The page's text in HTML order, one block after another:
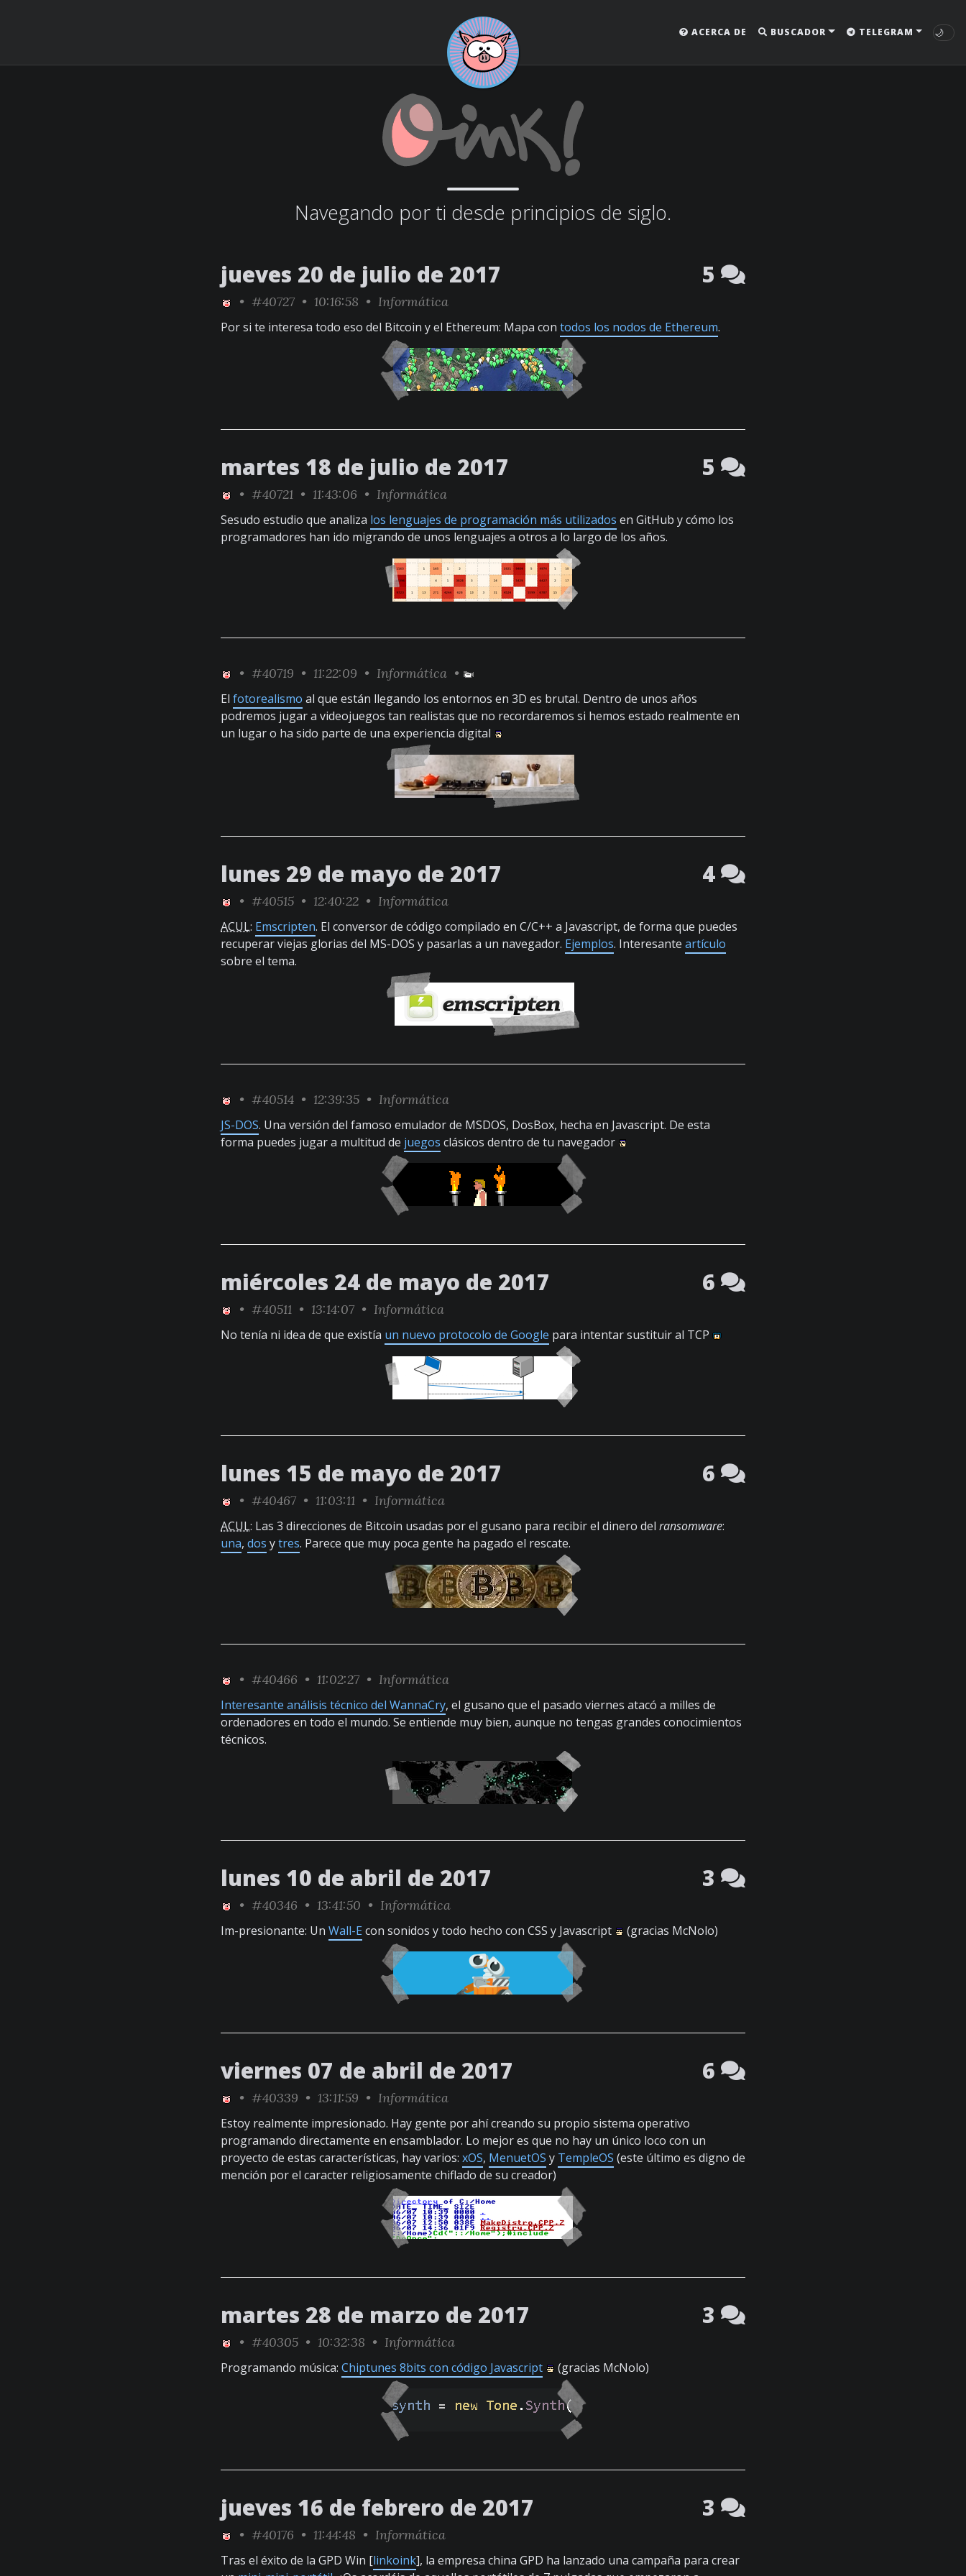
ACERCA DE BUSCADOR TELEGRAM 🌙
Navegando por ti desde principios de siglo.
jueves 20 de julio de 2017 5
• #40727 • 10:16:58 • Informática
Por si te interesa todo eso del Bitcoin y el Ethereum: Mapa con todos los nodos de Ethereum.
martes 18 de julio de 2017 5
• #40721 • 11:43:06 • Informática
Sesudo estudio que analiza los lenguajes de programación más utilizados en GitHub y cómo los
programadores han ido migrando de unos lenguajes a otros a lo largo de los años.
• #40719 • 11:22:09 • Informática •
El fotorealismo al que están llegando los entornos en 3D es brutal. Dentro de unos años
podremos jugar a videojuegos tan realistas que no recordaremos si hemos estado realmente en
un lugar o ha sido parte de una experiencia digital
lunes 29 de mayo de 2017 4
• #40515 • 12:40:22 • Informática
ACUL: Emscripten. El conversor de código compilado en C/C++ a Javascript, de forma que puedes
recuperar viejas glorias del MS-DOS y pasarlas a un navegador. Ejemplos. Interesante artículo
sobre el tema.
• #40514 • 12:39:35 • Informática
JS-DOS. Una versión del famoso emulador de MSDOS, DosBox, hecha en Javascript. De esta
forma puedes jugar a multitud de juegos clásicos dentro de tu navegador
miércoles 24 de mayo de 2017 6
• #40511 • 13:14:07 • Informática
No tenía ni idea de que existía un nuevo protocolo de Google para intentar sustituir al TCP
lunes 15 de mayo de 2017 6
• #40467 • 11:03:11 • Informática
ACUL: Las 3 direcciones de Bitcoin usadas por el gusano para recibir el dinero del ransomware:
una, dos ytres. Parece que muy poca gente ha pagado el rescate.
• #40466 • 11:02:27 • Informática
Interesante análisis técnico del WannaCry, el gusano que el pasado viernes atacó a milles de
ordenadores en todo el mundo. Se entiende muy bien, aunque no tengas grandes conocimientos
técnicos.
lunes 10 de abril de 2017 3
• #40346 • 13:41:50 • Informática
Im-presionante: Un Wall-Econ sonidos y todo hecho con CSS y Javascript (gracias McNolo)
viernes 07 de abril de 2017 6
• #40339 • 13:11:59 • Informática
Estoy realmente impresionado. Hay gente por ahí creando su propio sistema operativo
programando directamente en ensamblador. Lo mejor es que no hay un único loco con un
proyecto de estas características, hay varios: xOS, MenuetOS y TempleOS (este último es digno de
mención por el caracter religiosamente chiflado de su creador)
martes 28 de marzo de 2017 3
• #40305 • 10:32:38 • Informática
Programando música: Chiptunes 8bits con código Javascript (gracias McNolo)
jueves 16 de febrero de 2017 3
• #40176 • 11:44:48 • Informática
Tras el éxito de la GPD Win [linkoink], la empresa china GPD ha lanzado una campaña para crear